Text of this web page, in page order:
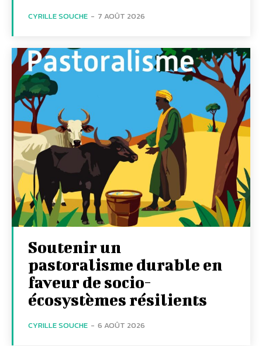
CYRILLE SOUCHE - 7 AOÛT 2026
Soutenir un
pastoralisme durable en
faveur de socio-
écosystèmes résilients
CYRILLE SOUCHE - 6 AOÛT 2026